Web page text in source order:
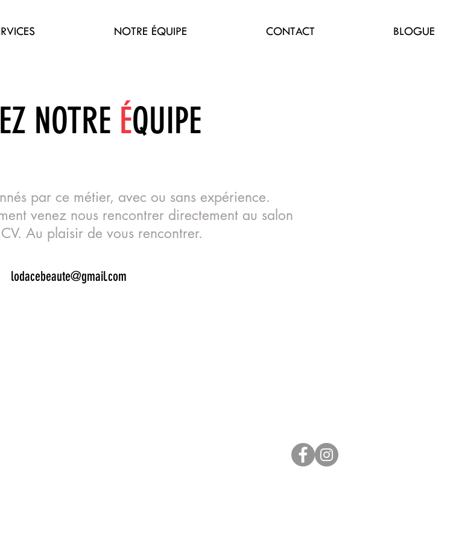
NOTRE ÉQUIPE CONTACT BLOGUE
NOTRE ÉQUIPE
par ce métier, avec ou sans expérience.
venez nous rencontrer directement au salon
Au plaisir de vous rencontrer.
lodacebeaute@gmail.com